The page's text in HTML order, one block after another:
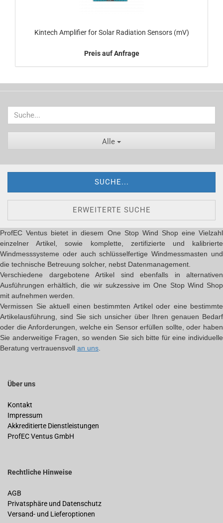
Kintech Amplifier for Solar Radiation Sensors (mV)
Preis auf Anfrage
Alle
SUCHE...
ERWEITERTE SUCHE
ProfEC Ventus bietet in diesem One Stop Wind Shop eine Vielzahl
einzelner Artikel, sowie komplette, zertifizierte und kalibrierte
Windmesssysteme oder auch schlüsselfertige Windmessmasten und
die technische Betreuung solcher, nebst Datenmanagement.
Verschiedene dargebotene Artikel sind ebenfalls in alternativen
Ausführungen erhältlich, die wir sukzessive im One Stop Wind Shop
mit aufnehmen werden.
Vermissen Sie aktuell einen bestimmten Artikel oder eine bestimmte
Artikelausführung, sind Sie sich unsicher über Ihren genauen Bedarf
oder die Anforderungen, welche ein Sensor erfüllen sollte, oder haben
Sie anderweitige Fragen, so wenden Sie sich bitte für eine individuelle
Beratung vertrauensvoll an uns
Über uns
Kontakt
Impressum
Akkreditierte Dienstleistungen
ProfEC Ventus GmbH
Rechtliche Hinweise
AGB
Privatsphäre und Datenschutz
Versand- und Lieferoptionen